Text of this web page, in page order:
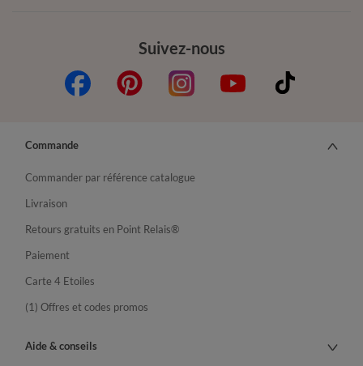
Suivez-nous
Commande
Commander par référence catalogue
Livraison
Retours gratuits en Point Relais®
Paiement
Carte 4 Etoiles
(1) Offres et codes promos
Aide & conseils